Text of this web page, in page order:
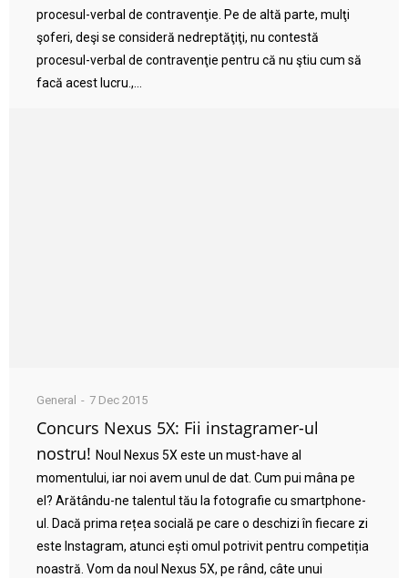
procesul-verbal de contravenţie. Pe de altă parte, mulţi
şoferi, deşi se consideră nedreptăţiţi, nu contestă
procesul-verbal de contravenţie pentru că nu ştiu cum să
facă acest lucru.,...
General 7 Dec 2015
Concurs Nexus 5X: Fii instagramer-ul
nostru! Noul Nexus 5X este un must-have al
momentului, iar noi avem unul de dat. Cum pui mâna pe
el? Arătându-ne talentul tău la fotografie cu smartphone-
ul. Dacă prima rețea socială pe care o deschizi în fiecare zi
este Instagram, atunci ești omul potrivit pentru competiția
noastră. Vom da noul Nexus 5X, pe rând, câte unui